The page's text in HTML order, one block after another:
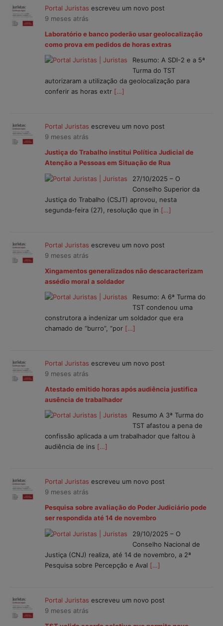
Portal Juristas escreveu um novo post
9 meses atrás
Laboratório e banco poderão usar geolocalização
como prova em pedidos de horas extras
Resumo: A SDI-2 e a 5ª
Turma do TST
autorizaram a utilização da geolocalização para
conferir as horas extr […]
Portal Juristas escreveu um novo post
9 meses atrás
Justiça do Trabalho institui Política Judicial de
Atenção a Pessoas em Situação de Rua
27/10/2025 – O
Conselho Superior da
Justiça do Trabalho (CSJT) aprovou, nesta
segunda-feira (27), resolução que in […]
Portal Juristas escreveu um novo post
9 meses atrás
Xingamentos generalizados não descaracterizam
assédio moral a soldador
Resumo: A 6ª Turma do
TST condenou uma
construtora a indenizar um soldador que era
chamado de “burro”, “por […]
Portal Juristas escreveu um novo post
9 meses atrás
Atestado emitido horas após audiência justifica
ausência de trabalhador
Resumo A 3ª Turma do
TST afastou a pena de
confissão aplicada a um trabalhador que faltou à
audiência de ins […]
Portal Juristas escreveu um novo post
9 meses atrás
Pesquisa sobre avaliação do Poder Judiciário pode
ser respondida até 14 de novembro
29/10/2025 – O
Conselho Nacional de
Justiça (CNJ) realiza, até 14 de novembro, a 2ª
Pesquisa sobre Percepção e Aval […]
Portal Juristas escreveu um novo post
9 meses atrás